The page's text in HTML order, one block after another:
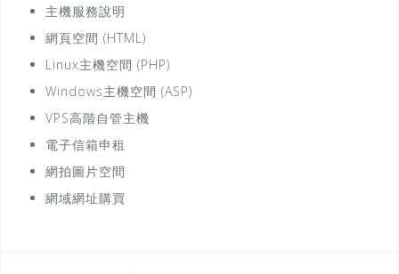
主機服務說明
網頁空間 (HTML)
Linux主機空間 (PHP)
Windows主機空間 (ASP)
VPS高階自管主機
電子信箱申租
網拍圖片空間
網域網址購買